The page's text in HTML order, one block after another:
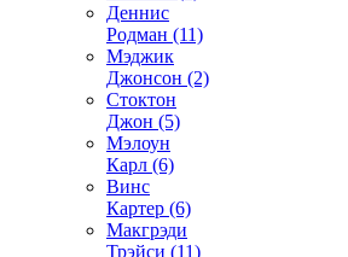
Деннис
Родман (11)
Мэджик
Джонсон (2)
Стоктон
Джон (5)
Мэлоун
Карл (6)
Винс
Картер (6)
Макгрэди
Трэйси (11)